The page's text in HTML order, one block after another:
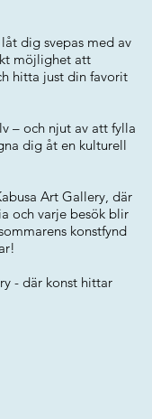
dig svepas med av
möjlighet att
hitta just din favorit
– och njut av att fylla
dig åt en kulturell
Art Gallery, där
och varje besök blir
konstfynd
- där konst hittar